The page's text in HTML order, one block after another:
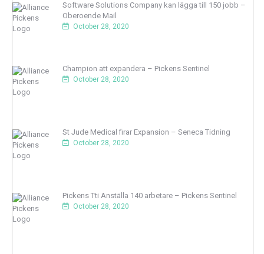
Software Solutions Company kan lägga till 150 jobb –
Oberoende Mail
October 28, 2020
Champion att expandera – Pickens Sentinel
October 28, 2020
St Jude Medical firar Expansion – Seneca Tidning
October 28, 2020
Pickens Tti Anställa 140 arbetare – Pickens Sentinel
October 28, 2020